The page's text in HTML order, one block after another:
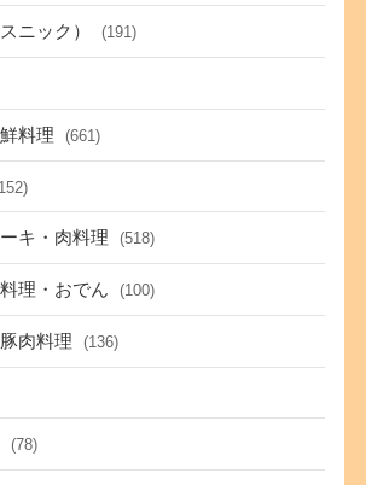
ニック） (191)
料理 (661)
キ・肉料理 (518)
理・おでん (100)
肉料理 (136)
(78)